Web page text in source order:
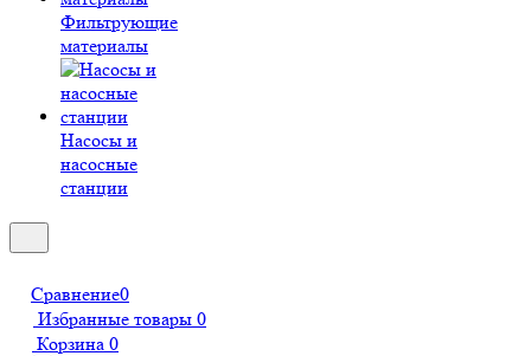
Фильтрующие
материалы
Насосы и
насосные
станции
Сравнение0
Избранные товары 0
Корзина 0